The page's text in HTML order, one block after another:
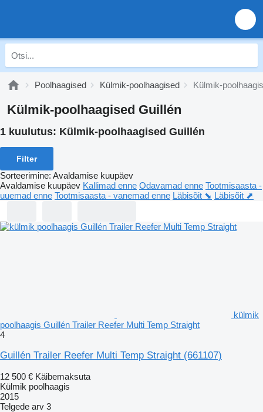
Poolhaagised Külmik-poolhaagised Külmik-
Külmik-poolhaagised Guillén
1 kuulutus: Külmik-poolhaagised Guillén
Filter
Sorteerimine: Avaldamise kuupäev
Avaldamise kuupäev Kallimad enne Odavamad enne Tootmisaasta -
uuemad enne Tootmisaasta - vanemad enne Läbisõit ⬊ Läbisõit ⬈
külmik
poolhaagis Guillén Trailer Reefer Multi Temp Straight
4
Guillén Trailer Reefer Multi Temp Straight (661107)
12 500 € Käibemaksuta
Külmik poolhaagis
2015
Telgede arv 3